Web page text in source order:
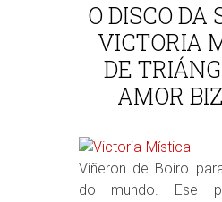
O DISCO DA
VICTORIA
DE
AMOR
Viñeron de Boiro
do mundo. Ese